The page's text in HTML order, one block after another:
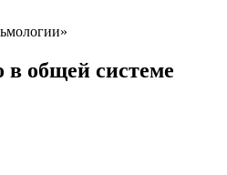
в общей системе